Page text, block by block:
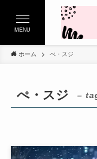
MENU
ホーム ぺ・スジ
ぺ・スジ –